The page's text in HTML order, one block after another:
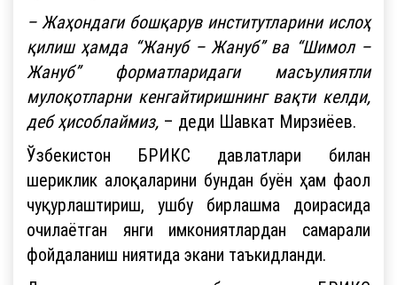
– Жаҳондаги бошқарув институтларини ислоҳ
қилиш ҳамда “Жануб – Жануб” ва “Шимол –
Жануб” форматларидаги масъулиятли
мулоқотларни кенгайтиришнинг вақти келди,
деб ҳисоблаймиз, – деди Шавкат Мирзиёев.
Ўзбекистон БРИКС давлатлари билан
шериклик алоқаларини бундан буён ҳам фаол
чуқурлаштириш, ушбу бирлашма доирасида
очилаётган янги имкониятлардан самарали
фойдаланиш ниятида экани таъкидланди.